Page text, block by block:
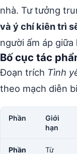
nhà. Tư tưởng
và ý chí kiên trì
người ấm áp
Bố cục tác
Đoạn trích Tình
theo mạch diễn
Phần
Giới
hạn
Phần
Từ